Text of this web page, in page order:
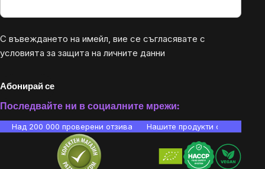
С въвеждането на имейл, вие се съгласявате с
условията за защита на личните данни
Абонирай се
Последвайте ни в социалните мрежи:
Над 200 000 проверени отзива Нашите продукти са